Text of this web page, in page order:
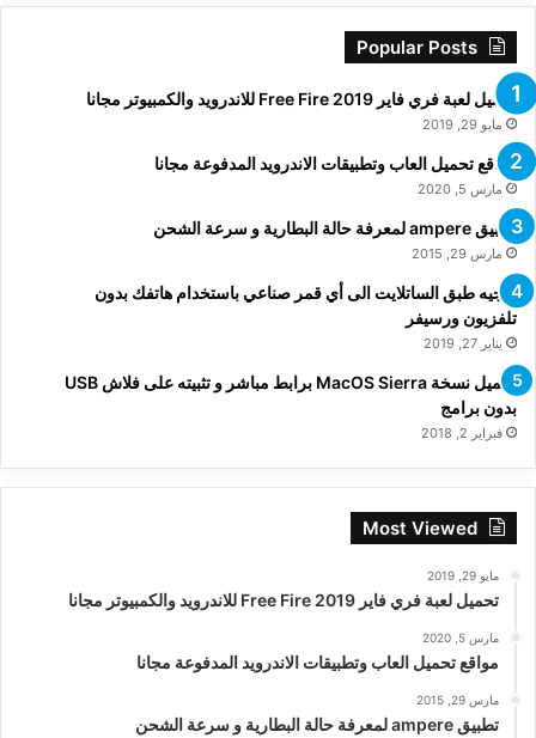
Popular Posts
تحميل لعبة فري فاير Free Fire 2019 للاندرويد والكمبيوتر مجانا
مايو 29, 2019
مواقع تحميل العاب وتطبيقات الاندرويد المدفوعة مجانا
مارس 5, 2020
تطبيق ampere لمعرفة حالة البطارية و سرعة الشحن
مارس 29, 2015
توجيه طبق الساتلايت الى أي قمر صناعي باستخدام هاتفك بدون
تلفزيون ورسيفر
يناير 27, 2019
تحميل نسخة MacOS Sierra برابط مباشر و تثبيته على فلاش USB
بدون برامج
فبراير 2, 2018
Most Viewed
مايو 29, 2019
تحميل لعبة فري فاير Free Fire 2019 للاندرويد والكمبيوتر مجانا
مارس 5, 2020
مواقع تحميل العاب وتطبيقات الاندرويد المدفوعة مجانا
مارس 29, 2015
تطبيق ampere لمعرفة حالة البطارية و سرعة الشحن